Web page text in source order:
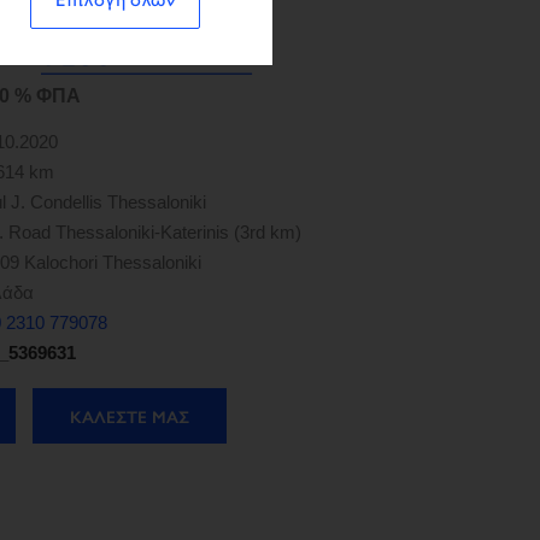
% ΦΠΑ
km
J. Condellis Thessaloniki
Road Thessaloniki-Katerinis (3rd km)
Kalochori Thessaloniki
2310 779078
ΚΑΛΈΣΤΕ ΜΑΣ